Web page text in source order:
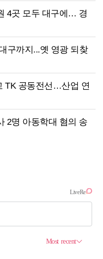
4곳 모두 대구에… 경
구까지...옛 영광 되찾
TK 공동전선…산업 연
2명 아동학대 혐의 송